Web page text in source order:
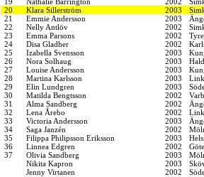
20
Klara Sillerström 2003
21
Emmie Andersson 2003
22
Nelly Antlöv 2002
23
Emma Parsons 2002
24
Disa Gladher 2002
25
Izabella Svensson 2003
26
Nora Solhaug 2003
27
Louise Andersson 2003
28
Martina Karlsson 2003
29
Elin Lundgren 2003
30
Matilda Bengtsson 2002
31
Alma Sandberg 2002
32
Lena Årebo 2002
33
Victoria Andersson 2003
34
Saga Janzén 2002
35
Filippa Philipsson Eriksson 2003
36
Linnea Edgren 2002
37
Olivia Sandberg 2003
Nikita Kapron
2003
Jenny Virtanen
2002